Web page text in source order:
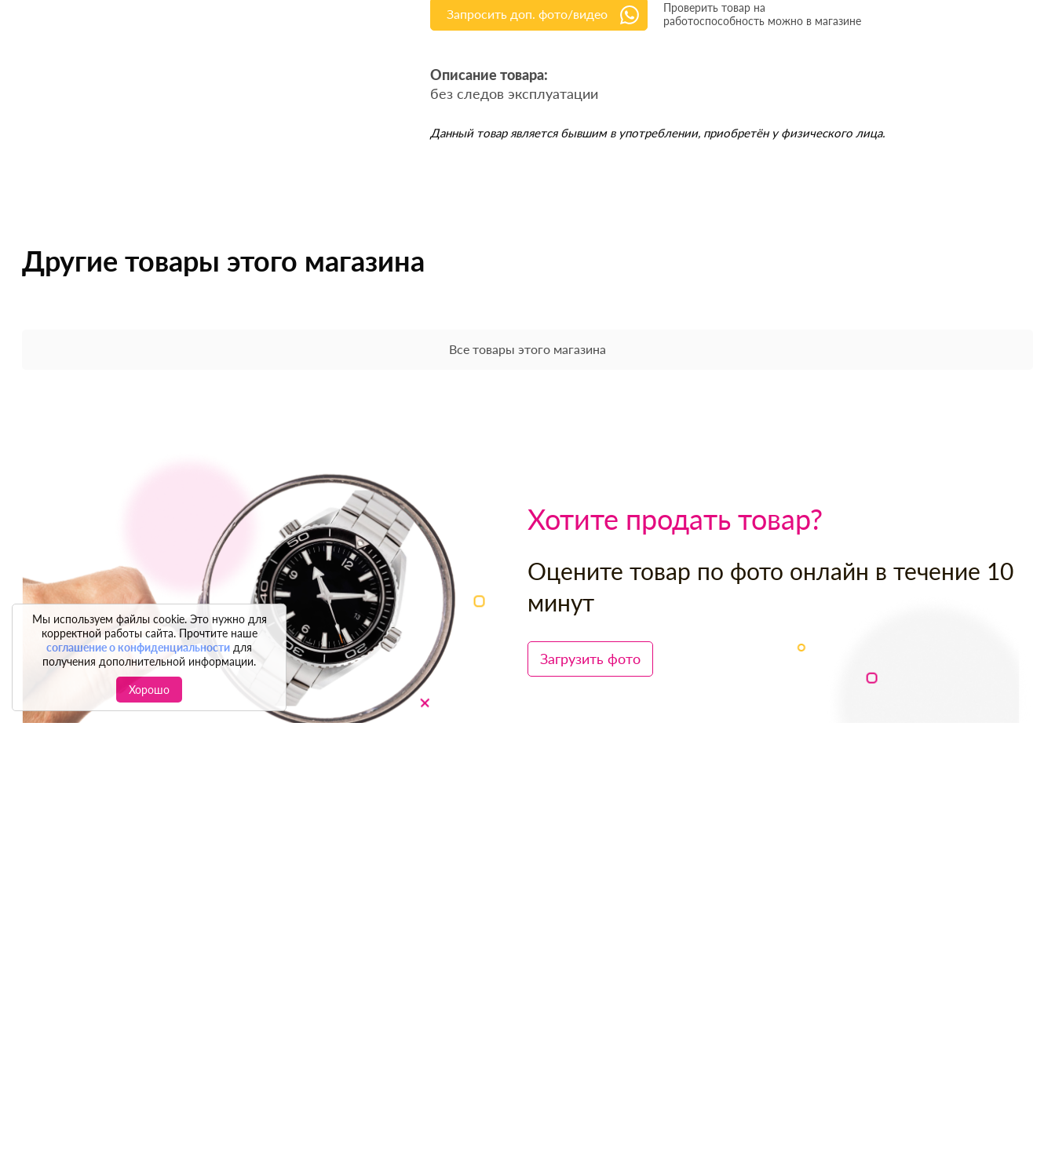
Запросить доп. фото/видео
Проверить товар на
работоспособность можно в магазине
Описание товара:
без следов эксплуатации
Данный товар является бывшим в употреблении, приобретён у физического лица.
Другие товары этого магазина
Все товары этого магазина
Хотите продать товар?
Оцените товар по фото онлайн в течение 10
минут
Загрузить фото
Мы используем файлы cookie. Это нужно для
корректной работы сайта. Прочтите наше
соглашение о конфиденциальности для
получения дополнительной информации.
Хорошо